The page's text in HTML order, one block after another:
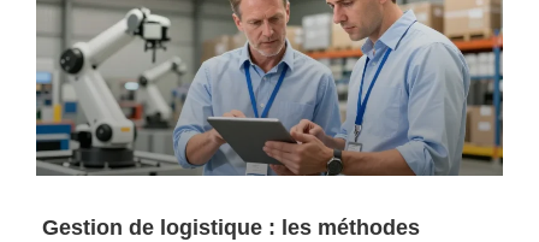
Gestion de logistique : les méthodes